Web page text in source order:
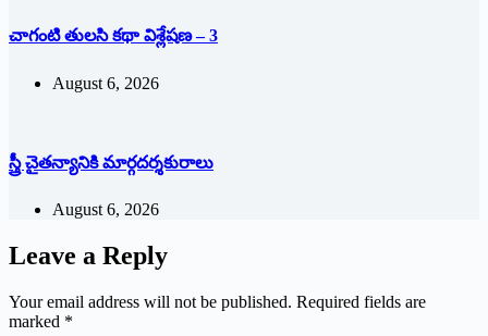
చాగంటి తులసి కథా విశ్లేషణ – 3
August 6, 2026
స్త్రీ చైతన్యానికి మార్గదర్శకురాలు
August 6, 2026
Leave a Reply
Your email address will not be published. Required fields are
marked *